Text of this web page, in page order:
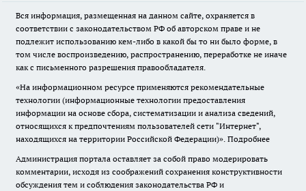
Вся информация, размещенная на данном сайте, охраняется в
соответствии с законодательством РФ об авторском праве и не
подлежит использованию кем-либо в какой бы то ни было форме, в
том числе воспроизведению, распространению, переработке не иначе
как с письменного разрешения правообладателя.
«На информационном ресурсе применяются рекомендательные
технологии (информационные технологии предоставления
информации на основе сбора, систематизации и анализа сведений,
относящихся к предпочтениям пользователей сети "Интернет",
находящихся на территории Российской Федерации)». Подробнее
Администрация портала оставляет за собой право модерировать
комментарии, исходя из соображений сохранения конструктивности
обсуждения тем и соблюдения законодательства РФ и